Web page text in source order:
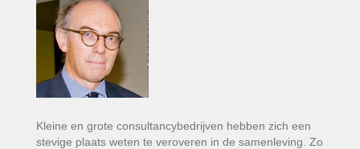
Kleine en grote consultancybedrijven hebben zich een
stevige plaats weten te veroveren in de samenleving. Zo